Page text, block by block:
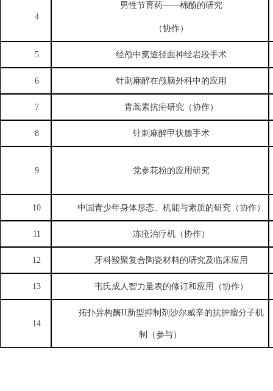
4
男性节育药——棉酚的研究
（协作）
5 经颅中窝途径面神经岩段手术
6 针刺麻醉在颅脑外科中的应用
7 青蒿素抗疟研究（协作）
8 针刺麻醉甲状腺手术
9 党参花粉的应用研究
10 中国青少年身体形态、机能与素质的研究（协作）
11 冻疮治疗机（协作）
12 牙科羧聚复合陶瓷材料的研究及临床应用
13 韦氏成人智力量表的修订和应用（协作）
14
拓扑异构酶II新型抑制剂沙尔威辛的抗肿瘤分子机
制（参与）